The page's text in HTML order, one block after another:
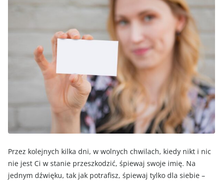
Przez kolejnych kilka dni, w wolnych chwilach, kiedy nikt i nic
nie jest Ci w stanie przeszkodzić, śpiewaj swoje imię. Na
jednym dźwięku, tak jak potrafisz, śpiewaj tylko dla siebie –